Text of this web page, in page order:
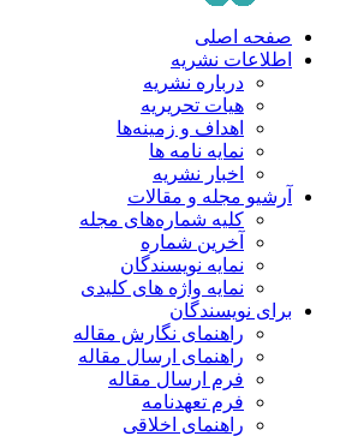
صفحه اصلی
اطلاعات نشریه
درباره نشریه
هیات تحریریه
اهداف و زمینه‌ها
نمایه نامه ها
اخبار نشریه
آرشیو مجله و مقالات
کلیه شماره‌های مجله
آخرین شماره
نمایه نویسندگان
نمایه واژه های کلیدی
برای نویسندگان
راهنمای نگارش مقاله
راهنمای ارسال مقاله
فرم ارسال مقاله
فرم تعهدنامه
راهنمای اخلاقی